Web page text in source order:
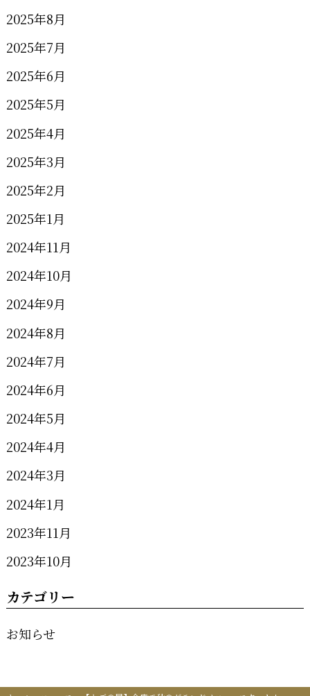
2025年8月
2025年7月
2025年6月
2025年5月
2025年4月
2025年3月
2025年2月
2025年1月
2024年11月
2024年10月
2024年9月
2024年8月
2024年7月
2024年6月
2024年5月
2024年4月
2024年3月
2024年1月
2023年11月
2023年10月
カテゴリー
お知らせ